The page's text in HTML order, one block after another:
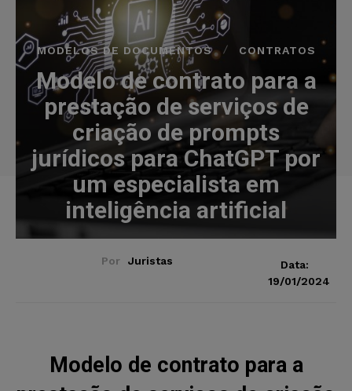
MODELOS DE DOCUMENTOS CONTRATOS
Modelo de contrato para a
prestação de serviços de
criação de prompts
jurídicos para ChatGPT por
um especialista em
inteligência artificial
Por Juristas
Data:
19/01/2024
Modelo de contrato para a